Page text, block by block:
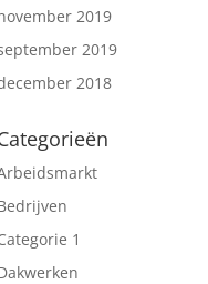
2019
2019
2018
1